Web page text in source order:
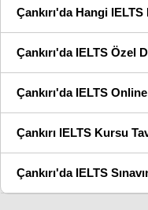
Çankırı'da Hangi
Çankırı'da IELTS Özel
Çankırı'da IELTS
Çankırı IELTS Kursu
Çankırı'da IELTS